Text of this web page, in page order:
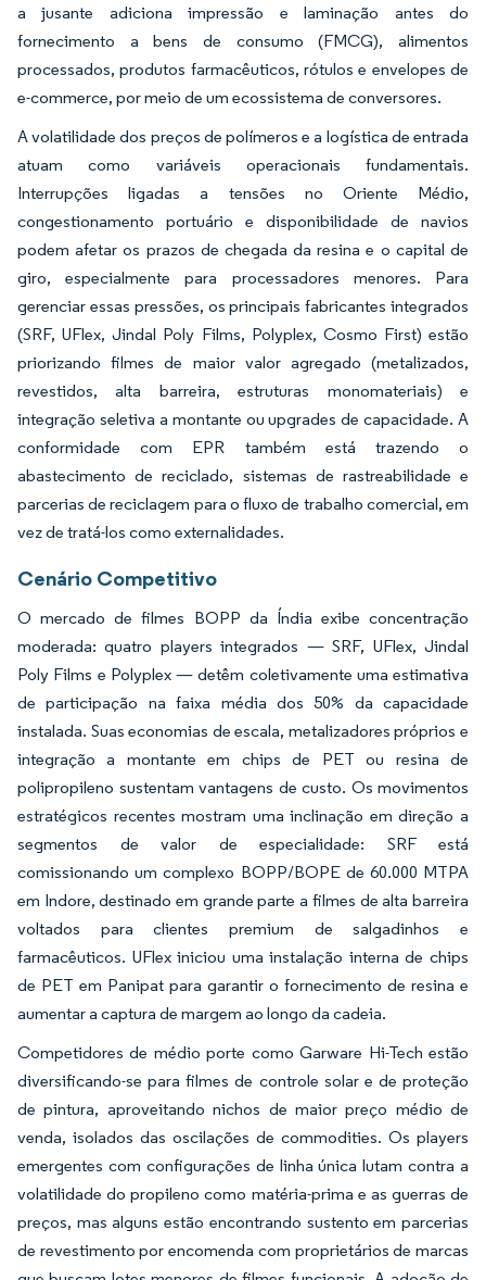
a jusante adiciona impressão e laminação antes do
fornecimento a bens de consumo (FMCG), alimentos
processados, produtos farmacêuticos, rótulos e envelopes de
e-commerce, por meio de um ecossistema de conversores.
A volatilidade dos preços de polímeros e a logística de entrada
atuam como variáveis operacionais fundamentais.
Interrupções ligadas a tensões no Oriente Médio,
congestionamento portuário e disponibilidade de navios
podem afetar os prazos de chegada da resina e o capital de
giro, especialmente para processadores menores. Para
gerenciar essas pressões, os principais fabricantes integrados
(SRF, UFlex, Jindal Poly Films, Polyplex, Cosmo First) estão
priorizando filmes de maior valor agregado (metalizados,
revestidos, alta barreira, estruturas monomateriais) e
integração seletiva a montante ou upgrades de capacidade. A
conformidade com EPR também está trazendo o
abastecimento de reciclado, sistemas de rastreabilidade e
parcerias de reciclagem para o fluxo de trabalho comercial, em
vez de tratá-los como externalidades.
Cenário Competitivo
O mercado de filmes BOPP da Índia exibe concentração
moderada: quatro players integrados — SRF, UFlex, Jindal
Poly Films e Polyplex — detêm coletivamente uma estimativa
de participação na faixa média dos 50% da capacidade
instalada. Suas economias de escala, metalizadores próprios e
integração a montante em chips de PET ou resina de
polipropileno sustentam vantagens de custo. Os movimentos
estratégicos recentes mostram uma inclinação em direção a
segmentos de valor de especialidade: SRF está
comissionando um complexo BOPP/BOPE de 60.000 MTPA
em Indore, destinado em grande parte a filmes de alta barreira
voltados para clientes premium de salgadinhos e
farmacêuticos. UFlex iniciou uma instalação interna de chips
de PET em Panipat para garantir o fornecimento de resina e
aumentar a captura de margem ao longo da cadeia.
Competidores de médio porte como Garware Hi-Tech estão
diversificando-se para filmes de controle solar e de proteção
de pintura, aproveitando nichos de maior preço médio de
venda, isolados das oscilações de commodities. Os players
emergentes com configurações de linha única lutam contra a
volatilidade do propileno como matéria-prima e as guerras de
preços, mas alguns estão encontrando sustento em parcerias
de revestimento por encomenda com proprietários de marcas